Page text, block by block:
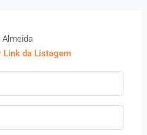
Almeida
Link da Listagem